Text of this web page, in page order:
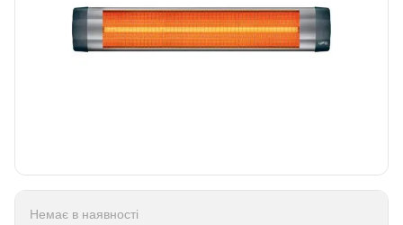
Немає в наявності